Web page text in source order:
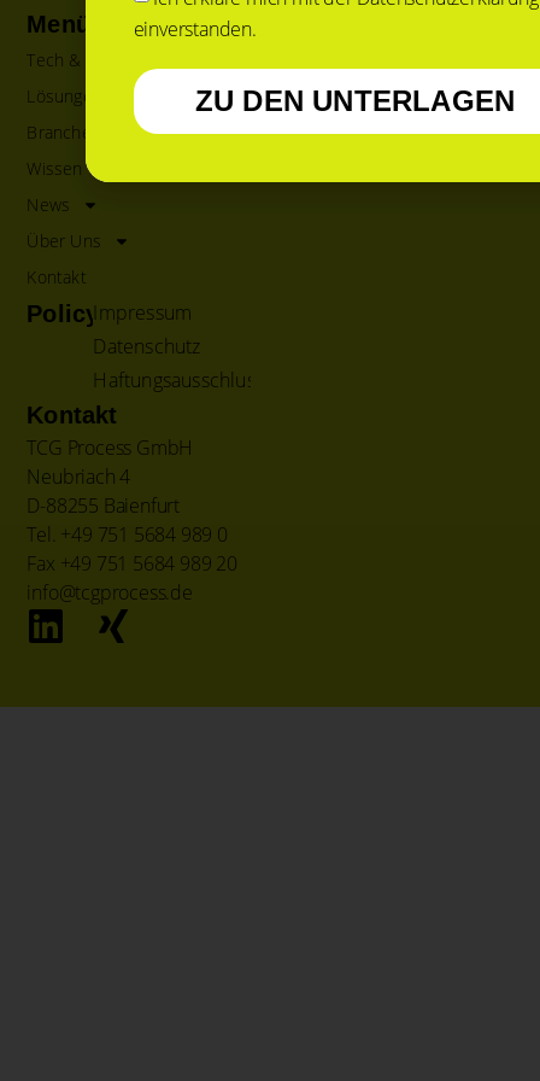
Menü
Tech & Services
Lösungen
Branchen
Wissen
News
Über Uns
Kontakt
Policy Impressum
Datenschutz
Haftungsausschluss
Kontakt
TCG Process GmbH
Neubriach 4
D-88255 Baienfurt
Tel. +49 751 5684 989 0
Fax +49 751 5684 989 20
info@tcgprocess.de
einverstanden.
ZU DEN UNTERLAGEN